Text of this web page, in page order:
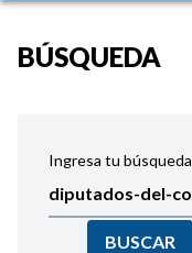
BÚSQUEDA
Ingresa tu búsqueda
BUSCAR